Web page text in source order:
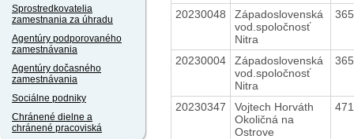
Sprostredkovatelia
zamestnania za úhradu
Agentúry podporovaného
zamestnávania
Agentúry dočasného
zamestnávania
Sociálne podniky
Chránené dielne a
chránené pracoviská
20230048
Západoslovenská
vod.spoločnosť
Nitra
20230004
Západoslovenská
vod.spoločnosť
Nitra
20230347
Vojtech Horváth
Okoličná na
Ostrove